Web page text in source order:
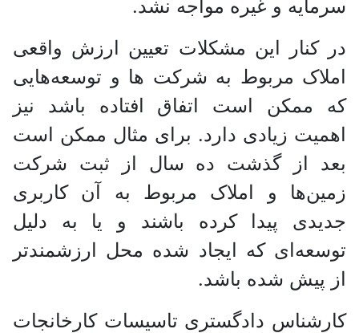
سرمایه و غیره مواجه نشد.
در کنار این مشکلات تعیین ارزش واقعی
املاک مربوط به شرکت ها و توسعه‌هایی
که ممکن است اتفاق افتاده باشد نیز
اهمیت زیادی دارد. برای مثال ممکن است
بعد از گذشت ده سال از ثبت شرکت
زمین‌ها و املاک مربوط به آن کاربری
جدیدی پیدا کرده باشند و یا به دلیل
توسعه‌ای که ایجاد شده محل ارزشمند‌تر
از پیش شده باشد.
کارشناس دادگستری تاسیسات کارخانجات